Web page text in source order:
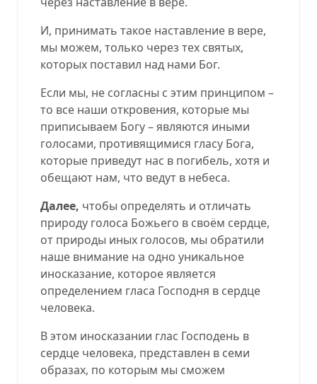
И, принимать такое наставление в вере,
мы можем, только через тех святых,
которых поставил над нами Бог.
Если мы, не согласны с этим принципом –
то все наши откровения, которые мы
приписываем Богу – являются иными
голосами, противящимися гласу Бога,
которые приведут нас в погибель, хотя и
обещают нам, что ведут в небеса.
Далее, чтобы определять и отличать
природу голоса Божьего в своём сердце,
от природы иных голосов, мы обратили
наше внимание на одно уникальное
иносказание, которое является
определением гласа Господня в сердце
человека.
В этом иносказании глас Господень в
сердце человека, представлен в семи
образах, по которым мы сможем